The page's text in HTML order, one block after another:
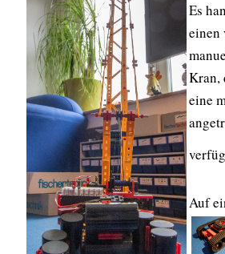
Es
einen
Kran,
eine
Auf